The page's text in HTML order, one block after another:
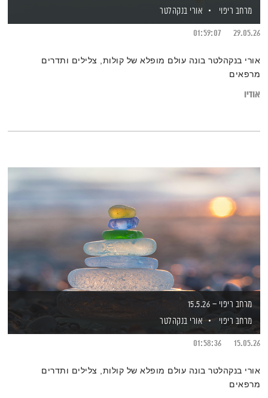
מרחב ריפוי אורי בנקהלטר
29.05.26
01:59:07
אורי בנקהלטר בונה עולם מופלא של קולות, צלילים ותדרים
מרפאים
אודיו
מרחב ריפוי – 15.5.26
מרחב ריפוי
אורי בנקהלטר
15.05.26
01:58:36
אורי בנקהלטר בונה עולם מופלא של קולות, צלילים ותדרים
מרפאים